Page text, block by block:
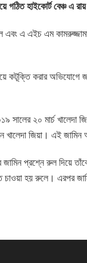
গঠিত হাইকোর্ট বেঞ্চ এ
এ এইচ এম
করার অভিযোগে
সালের ২০ মার্চ খালেদা
খালেদা জিয়া। এই
প্রশ্নে রুল দিয়ে
চাওয়া হয় রুলে। এরপর